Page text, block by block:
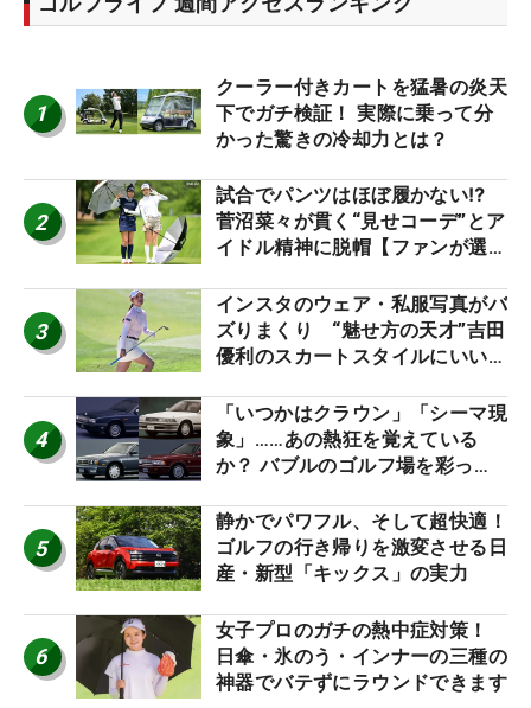
1
クーラー付きカートを猛暑の炎天
下でガチ検証！ 実際に乗って分
かった驚きの冷却力とは？
2
試合でパンツはほぼ履かない⁉
菅沼菜々が貫く“見せコーデ”とア
イドル精神に脱帽【ファンが選ぶ
3
インスタのウェア・私服写真がバ
ズりまくり “魅せ方の天才”吉田
優利のスカートスタイルにいい
4
「いつかはクラウン」「シーマ現
象」……あの熱狂を覚えている
か？ バブルのゴルフ場を彩った
5
静かでパワフル、そして超快適！
ゴルフの行き帰りを激変させる日
産・新型「キックス」の実力
6
女子プロのガチの熱中症対策！
日傘・氷のう・インナーの三種の
神器でバテずにラウンドできます